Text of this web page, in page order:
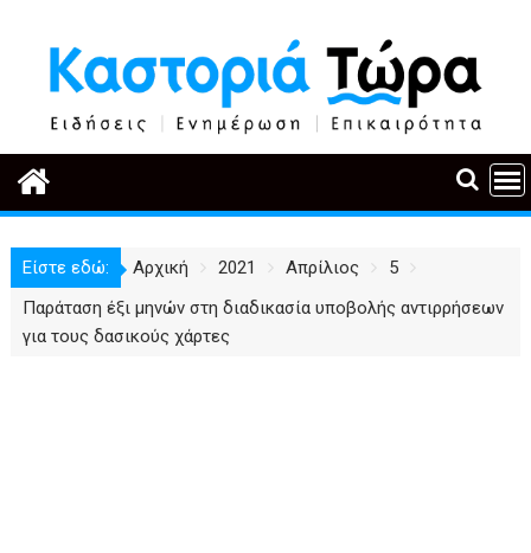
περιεχόμενο
Είστε εδώ: Αρχική 2021 Απρίλιος
5
Παράταση έξι μηνών στη διαδικασία υποβολής αντιρρήσεων
για τους δασικούς χάρτες